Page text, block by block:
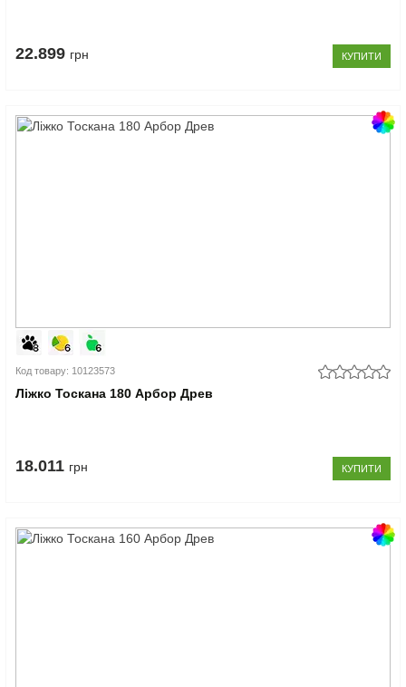
22.899 грн КУПИТИ
Код товару: 10123573
Ліжко Тоскана 180 Арбор Древ
18.011 грн КУПИТИ